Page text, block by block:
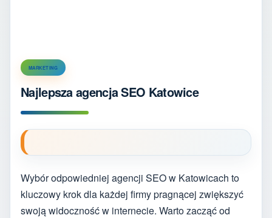
MARKETING
Najlepsza agencja SEO Katowice
Wybór odpowiedniej agencji SEO w Katowicach to
kluczowy krok dla każdej firmy pragnącej zwiększyć
swoją widoczność w internecie. Warto zacząć od